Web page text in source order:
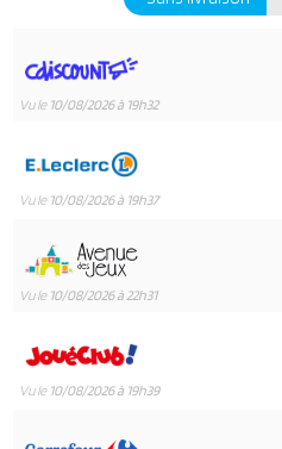
Vu le 10/08/2026 à 19h32
Vu le 10/08/2026 à 19h37
Vu le 10/08/2026 à 22h31
Vu le 10/08/2026 à 19h39